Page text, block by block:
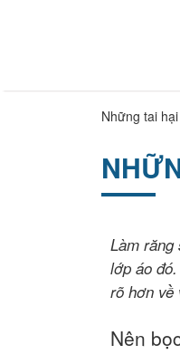
Những tai
Làm răng
lớp áo
rõ hơn về
Nên